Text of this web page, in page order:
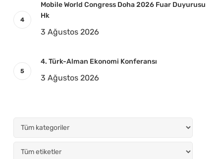
Mobile World Congress Doha 2026 Fuar Duyurusu
Hk
3 Ağustos 2026
4. Türk-Alman Ekonomi Konferansı
3 Ağustos 2026